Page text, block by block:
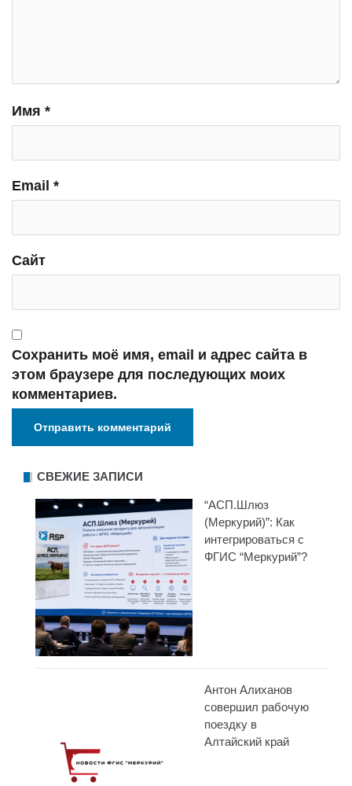
Имя *
Email *
Сайт
Сохранить моё имя, email и адрес сайта в
этом браузере для последующих моих
комментариев.
СВЕЖИЕ ЗАПИСИ
“АСП.Шлюз
(Меркурий)”: Как
интегрироваться с
ФГИС “Меркурий”?
Антон Алиханов
совершил рабочую
поездку в
Алтайский край